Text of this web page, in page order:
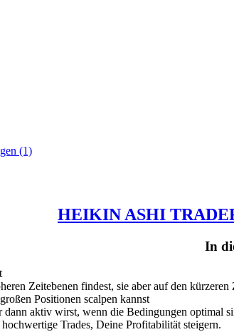
(1)
HEIKIN ASHI
In
Zeitebenen findest, sie aber auf den
Positionen scalpen kannst
aktiv wirst, wenn die Bedingungen optimal
Trades, Deine Profitabilität steigern.